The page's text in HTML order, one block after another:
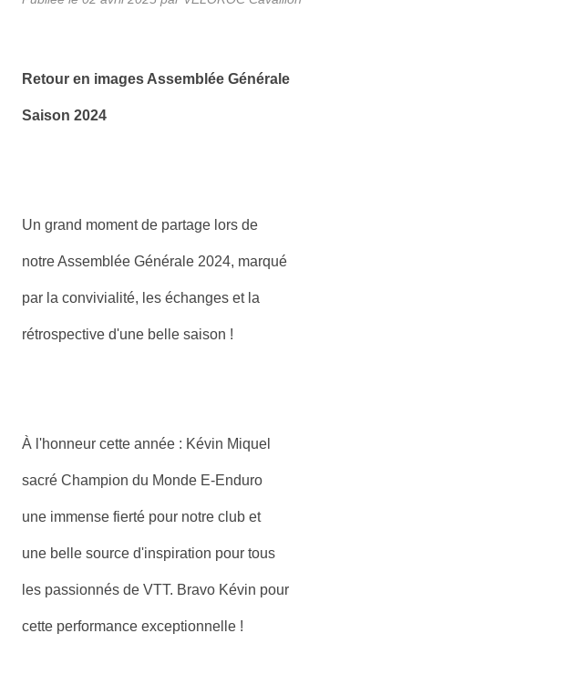
Retour en images Assemblée Générale
Saison 2024
Un grand moment de partage lors de
notre Assemblée Générale 2024, marqué
par la convivialité, les échanges et la
rétrospective d'une belle saison !
À l'honneur cette année : Kévin Miquel
sacré Champion du Monde E-Enduro
une immense fierté pour notre club et
une belle source d'inspiration pour tous
les passionnés de VTT. Bravo Kévin pour
cette performance exceptionnelle !